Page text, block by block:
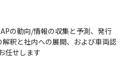
の動向/情報の収集と予測、発行
釈と社内への展開、および車両認
任せします